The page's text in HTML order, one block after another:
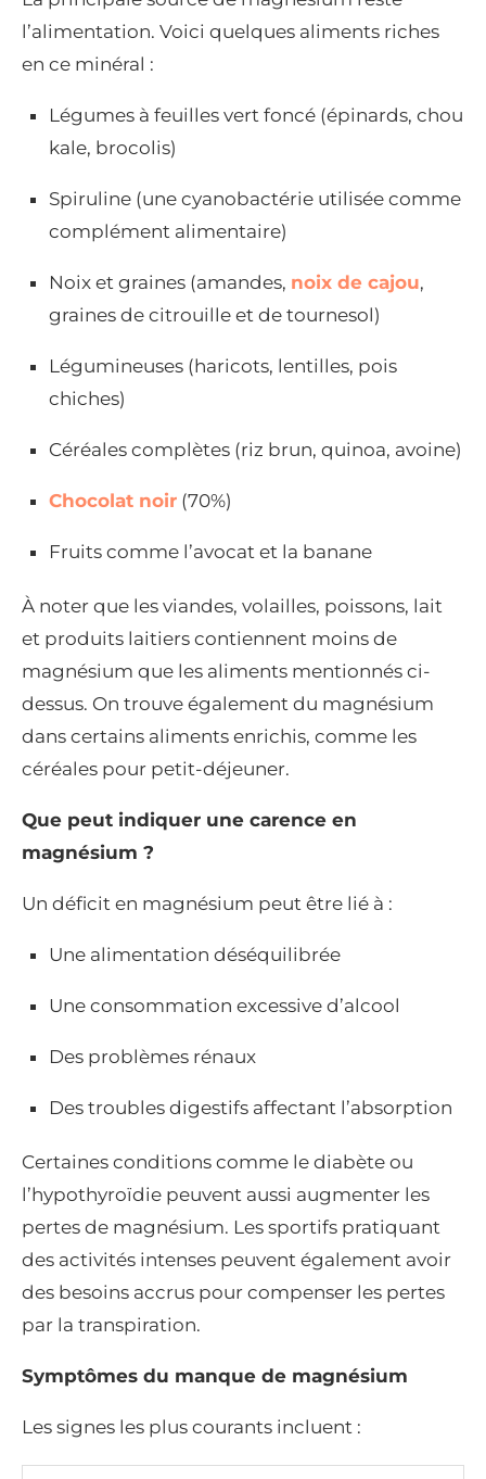
l’alimentation. Voici quelques aliments riches
en ce minéral :
Légumes à feuilles vert foncé (épinards, chou
kale, brocolis)
Spiruline (une cyanobactérie utilisée comme
complément alimentaire)
Noix et graines (amandes, noix de cajou,
graines de citrouille et de tournesol)
Légumineuses (haricots, lentilles, pois
chiches)
Céréales complètes (riz brun, quinoa, avoine)
Chocolat noir (70%)
Fruits comme l’avocat et la banane
À noter que les viandes, volailles, poissons, lait
et produits laitiers contiennent moins de
magnésium que les aliments mentionnés ci-
dessus. On trouve également du magnésium
dans certains aliments enrichis, comme les
céréales pour petit-déjeuner.
Que peut indiquer une carence en
magnésium ?
Un déficit en magnésium peut être lié à :
Une alimentation déséquilibrée
Une consommation excessive d’alcool
Des problèmes rénaux
Des troubles digestifs affectant l’absorption
Certaines conditions comme le diabète ou
l’hypothyroïdie peuvent aussi augmenter les
pertes de magnésium. Les sportifs pratiquant
des activités intenses peuvent également avoir
des besoins accrus pour compenser les pertes
par la transpiration.
Symptômes du manque de magnésium
Les signes les plus courants incluent :